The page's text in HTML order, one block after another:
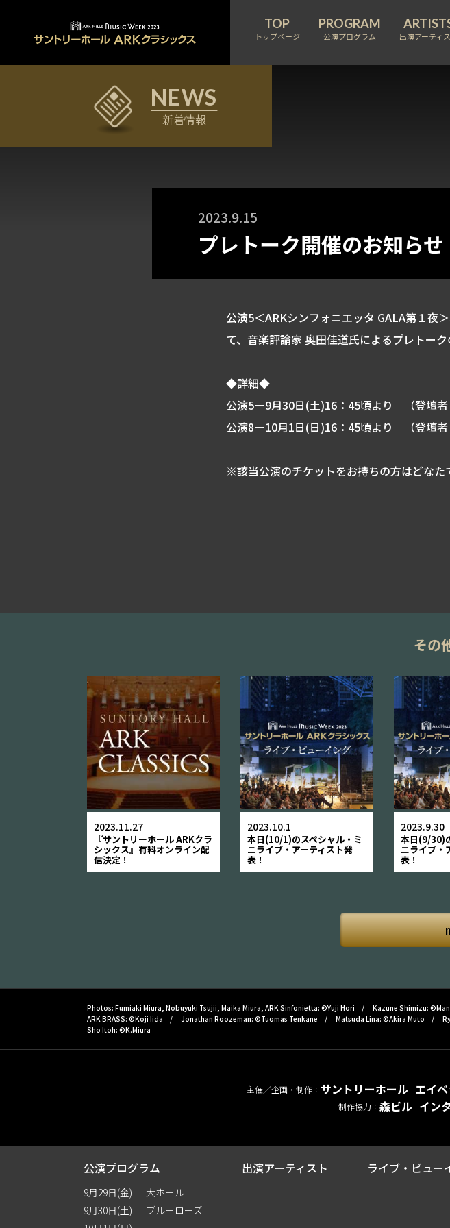
トップページ 公演プログラム 出演アーティ
新着情報
2023.9.15
プレトーク開催のお知らせ
公演5＜ARKシンフォニエッタ GALA第１夜
て、音楽評論家 奥田佳道氏によるプレトーク
◆詳細◆
公演5ー9月30日(土)16：45頃より （登壇者
公演8ー10月1日(日)16：45頃より （登壇者
※該当公演のチケットをお持ちの方はどなた
その
2023.11.27
『サントリーホール ARKクラ
シックス』有料オンライン配
信決定！
2023.10.1
本日(10/1)のスペシャル・ミ
ニライブ・アーティスト発
表！
2023.9.30
本日(9/30)
ニライブ・
表！
Photos: Fumiaki Miura, Nobuyuki Tsujii, Maika Miura, ARK Sinfonietta: ©Yuji Hori Kazune Shimizu:
ARK BRASS: ©Koji Iida
Jonathan Roozeman: ©Tuomas Tenkane Matsuda Lina: ©Akira Muto
Sho Itoh: ©K.Miura
主催／企画・制作： サントリーホール エイ
制作協力： 森ビル イン
公演プログラム
9月29日(金)
9月30日(土)
大ホール
ブルーローズ
出演アーティスト ライブ・ビュー